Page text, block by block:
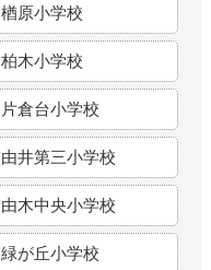
楢原小学校
柏木小学校
片倉台小学校
由井第三小学校
由木中央小学校
緑が丘小学校